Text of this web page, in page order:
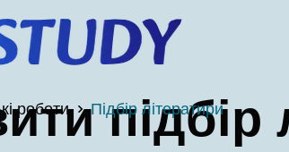
підбір
роботи Підбір літератири